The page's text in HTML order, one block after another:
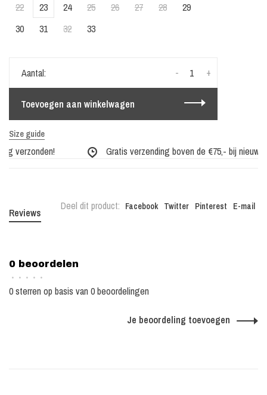
22 23 24 25 26 27 28
29
30
31 32 33
Aantal: +
-
Toevoegen aan winkelwagen
Size guide
verzonden! Gratis verzending boven de €75,- bij nieuwe
Deel dit product: Facebook Twitter Pinterest E-mail
Reviews
0 beoordelen
• • • • •
0 sterren op basis van 0 beoordelingen
Je beoordeling toevoegen